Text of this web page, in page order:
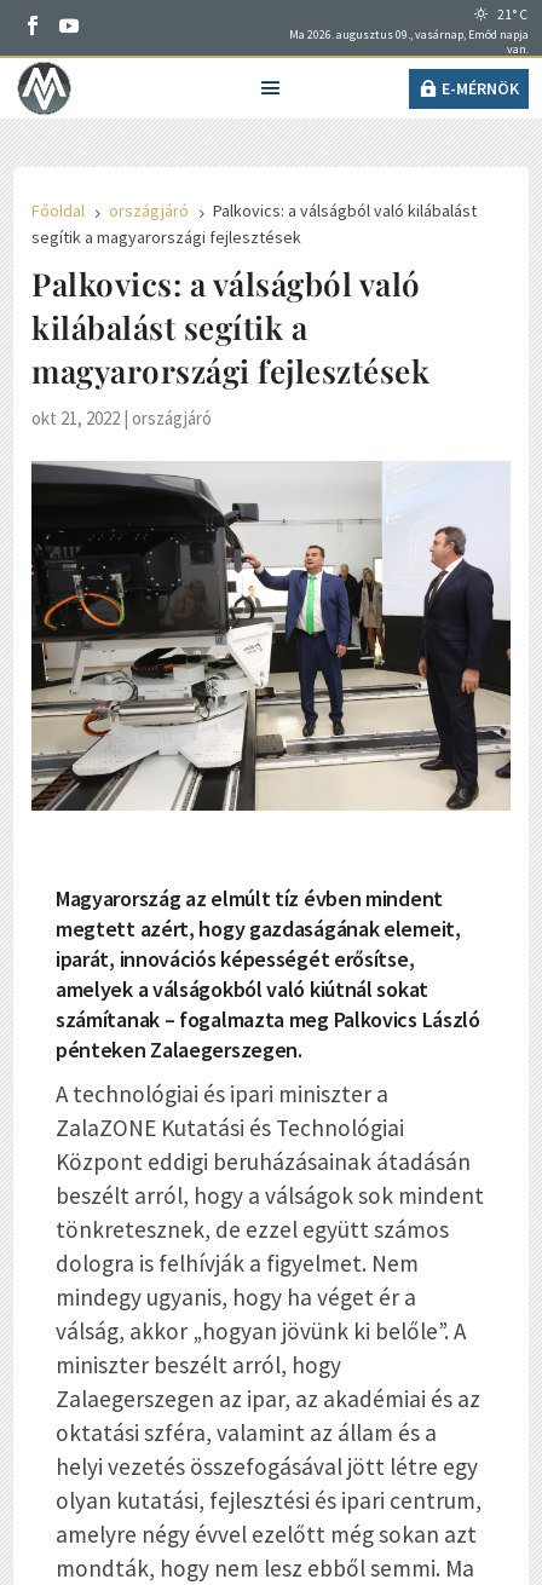
21° C
Ma 2026. augusztus 09., vasárnap, Emőd napja
van.
E-MÉRNÖK
Főoldal 5 országjáró 5 Palkovics: a válságból való kilábalást
segítik a magyarországi fejlesztések
Palkovics: a válságból való
kilábalást segítik a
magyarországi fejlesztések
okt 21, 2022 |országjáró
Magyarország az elmúlt tíz évben mindent
megtett azért, hogy gazdaságának elemeit,
iparát, innovációs képességét erősítse,
amelyek a válságokból való kiútnál sokat
számítanak – fogalmazta meg Palkovics László
pénteken Zalaegerszegen.
A technológiai és ipari miniszter a
ZalaZONE Kutatási és Technológiai
Központ eddigi beruházásainak átadásán
beszélt arról, hogy a válságok sok mindent
tönkretesznek, de ezzel együtt számos
dologra is felhívják a figyelmet. Nem
mindegy ugyanis, hogy ha véget ér a
válság, akkor „hogyan jövünk ki belőle”. A
miniszter beszélt arról, hogy
Zalaegerszegen az ipar, az akadémiai és az
oktatási szféra, valamint az állam és a
helyi vezetés összefogásával jött létre egy
olyan kutatási, fejlesztési és ipari centrum,
amelyre négy évvel ezelőtt még sokan azt
mondták, hogy nem lesz ebből semmi. Ma